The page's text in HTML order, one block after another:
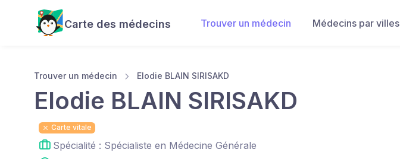
Carte des médecins Trouver un médecin Médecins par villes
Trouver un médecin Elodie BLAIN SIRISAKD
Elodie BLAIN SIRISAKD
Carte vitale
Spécialité : Spécialiste en Médecine Générale